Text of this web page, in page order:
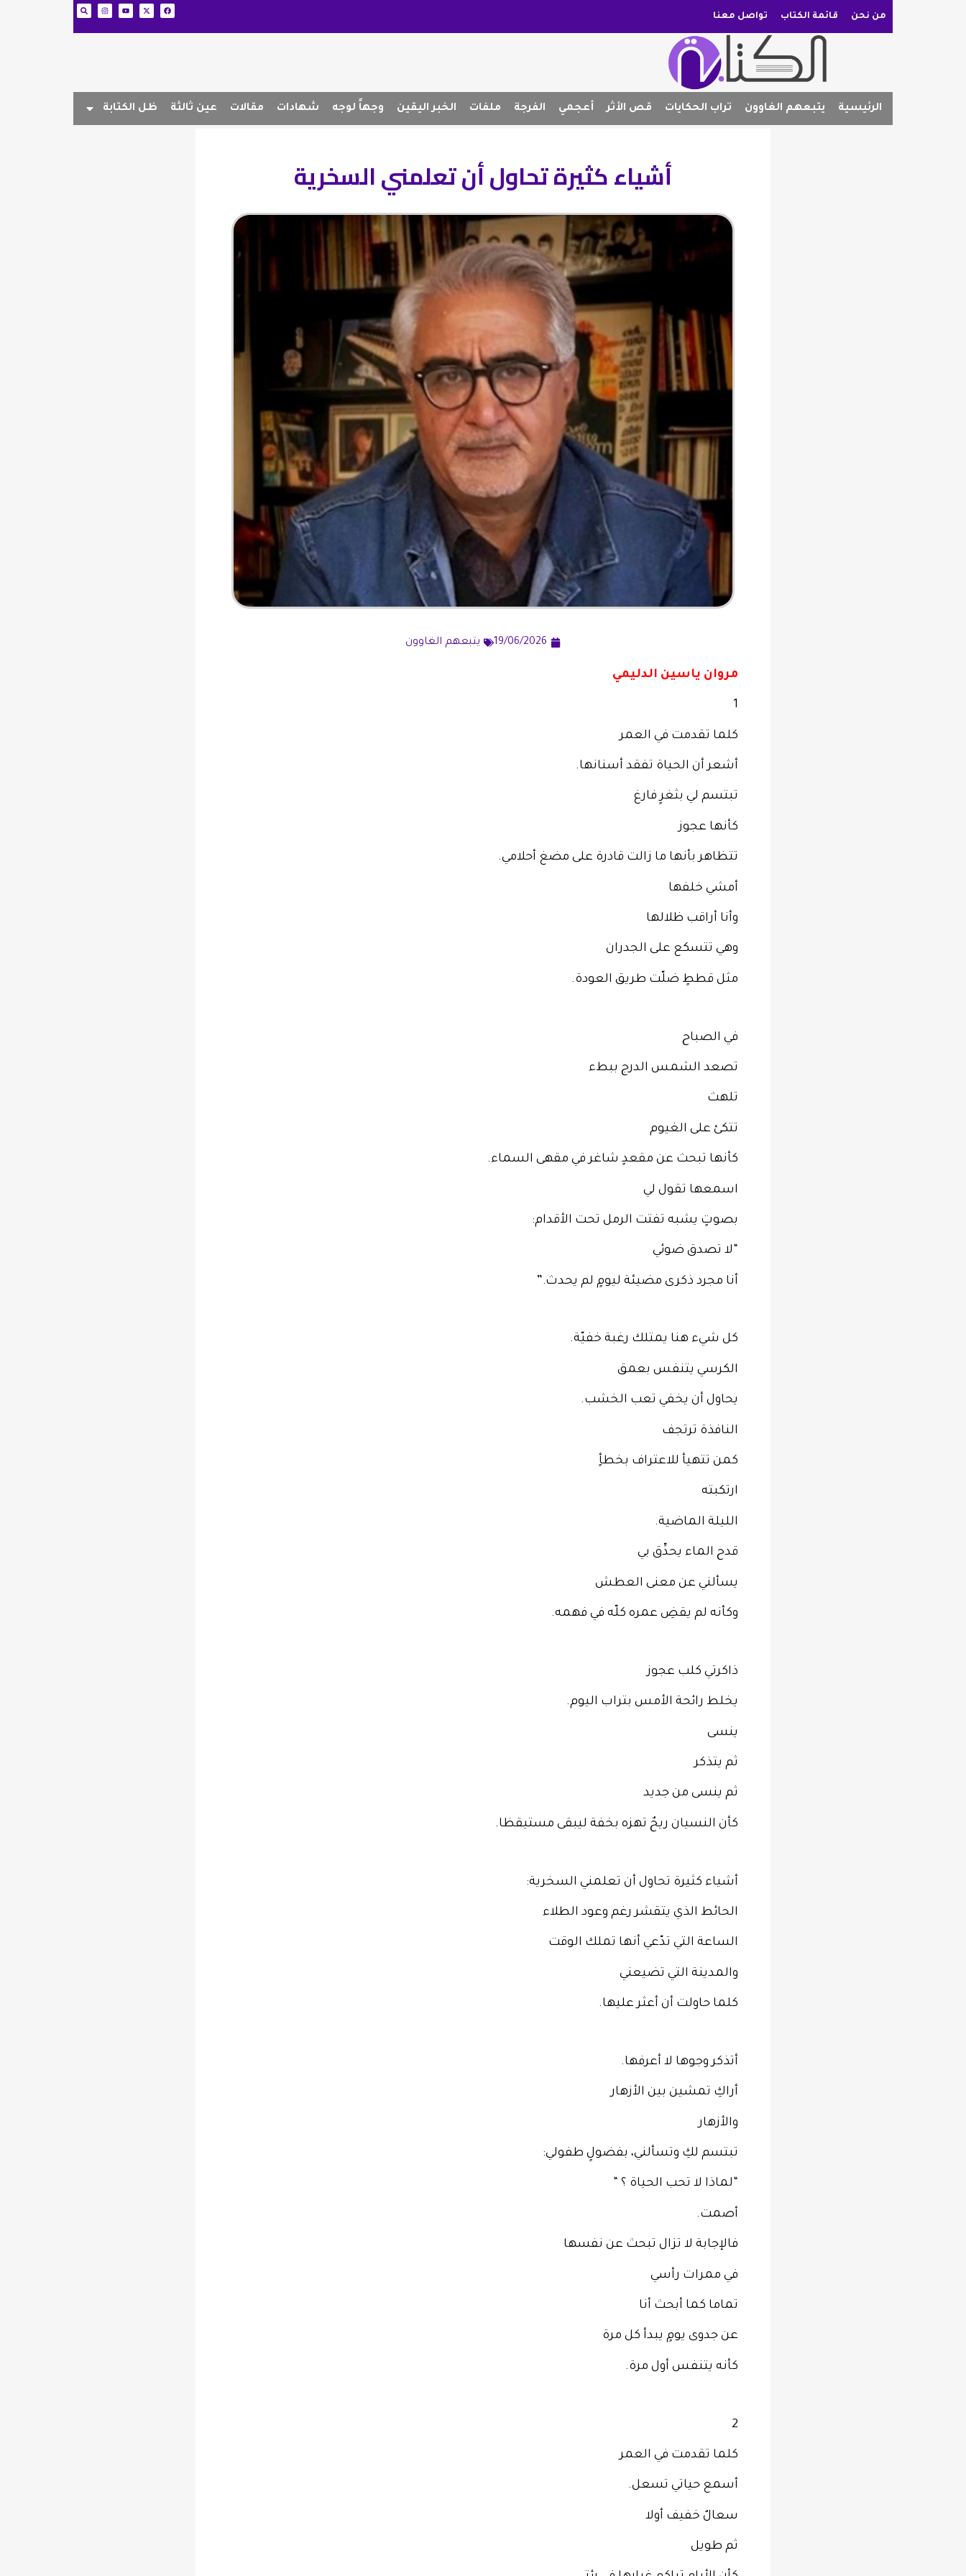
من نحن قائمة الكتاب تواصل معنا
الرئيسية يتبعهم الغاوون تراب الحكايات قص الأثر أعجمي الفرجة ملفات الخبر اليقين وجهاً لوجه شهادات مقالات عين ثالثة ظل الكتابة
أشياء كثيرة تحاول أن تعلمني السخرية
19/06/2026 يتبعهم الغاوون
مروان ياسين الدليمي
1
كلما تقدمت في العمر
أشعر أن الحياة تفقد أسنانها.
تبتسم لي بثغرٍ فارغ
كأنها عجوز
تتظاهر بأنها ما زالت قادرة على مضغ أحلامي.
أمشي خلفها
وأنا أراقب ظلالها
وهي تتسكع على الجدران
مثل قططٍ ضلّت طريق العودة.
في الصباح
تصعد الشمس الدرج ببطء
تلهث
تتكئ على الغيوم
كأنها تبحث عن مقعدٍ شاغر في مقهى السماء.
اسمعها تقول لي
بصوتٍ يشبه تفتت الرمل تحت الأقدام:
“لا تصدق ضوئي
أنا مجرد ذكرى مضيئة ليومٍ لم يحدث.”
كل شيء هنا يمتلك رغبة خفيّة.
الكرسي يتنفس بعمق
يحاول أن يخفي تعب الخشب.
النافذة ترتجف
كمن تتهيأ للاعتراف بخطأٍ
ارتكبته
الليلة الماضية.
قدح الماء يحدِّق بي
يسألني عن معنى العطش
وكأنه لم يقضِ عمره كلّه في فهمه.
ذاكرتي كلب عجوز
يخلط رائحة الأمس بتراب اليوم.
ينسى
ثم يتذكر
ثم ينسى من جديد
كأن النسيان ريحٌ تهزه بخفة ليبقى مستيقظا.
أشياء كثيرة تحاول أن تعلمني السخرية:
الحائط الذي يتقشر رغم وعود الطلاء
الساعة التي تدّعي أنها تملك الوقت
والمدينة التي تضيعني
كلما حاولت أن أعثر عليها.
أتذكر وجوها لا أعرفها.
أراكِ تمشين بين الأزهار
والأزهار
تبتسم لكِ وتسألني، بفضولٍ طفولي:
“لماذا لا تحب الحياة ؟ “
أصمت.
فالإجابة لا تزال تبحث عن نفسها
في ممرات رأسي
تماما كما أبحث أنا
عن جدوى يومٍ يبدأ كل مرة
كأنه يتنفس أول مرة.
2
كلما تقدمت في العمر
أسمع حياتي تسعل.
سعالٌ خفيف أولا
ثم طويل